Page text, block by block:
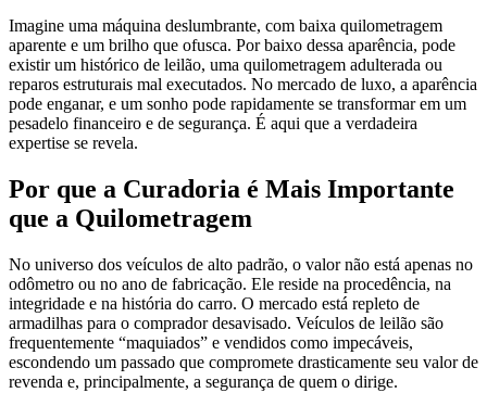
Imagine uma máquina deslumbrante, com baixa quilometragem
aparente e um brilho que ofusca. Por baixo dessa aparência, pode
existir um histórico de leilão, uma quilometragem adulterada ou
reparos estruturais mal executados. No mercado de luxo, a aparência
pode enganar, e um sonho pode rapidamente se transformar em um
pesadelo financeiro e de segurança. É aqui que a verdadeira
expertise se revela.
Por que a Curadoria é Mais Importante
que a Quilometragem
No universo dos veículos de alto padrão, o valor não está apenas no
odômetro ou no ano de fabricação. Ele reside na procedência, na
integridade e na história do carro. O mercado está repleto de
armadilhas para o comprador desavisado. Veículos de leilão são
frequentemente “maquiados” e vendidos como impecáveis,
escondendo um passado que compromete drasticamente seu valor de
revenda e, principalmente, a segurança de quem o dirige.